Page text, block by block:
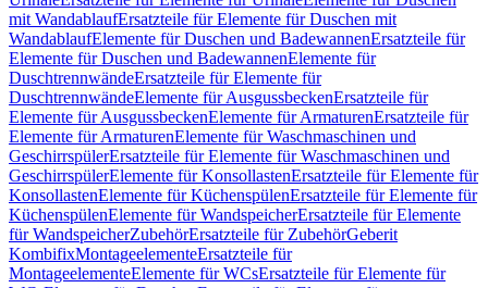
mit WandablaufErsatzteile für Elemente für Duschen mit
WandablaufElemente für Duschen und BadewannenErsatzteile für
Elemente für Duschen und BadewannenElemente für
DuschtrennwändeErsatzteile für Elemente für
DuschtrennwändeElemente für AusgussbeckenErsatzteile für
Elemente für AusgussbeckenElemente für ArmaturenErsatzteile für
Elemente für ArmaturenElemente für Waschmaschinen und
GeschirrspülerErsatzteile für Elemente für Waschmaschinen und
GeschirrspülerElemente für KonsollastenErsatzteile für Elemente für
KonsollastenElemente für KüchenspülenErsatzteile für Elemente für
KüchenspülenElemente für WandspeicherErsatzteile für Elemente
für WandspeicherZubehörErsatzteile für ZubehörGeberit
KombifixMontageelementeErsatzteile für
MontageelementeElemente für WCsErsatzteile für Elemente für